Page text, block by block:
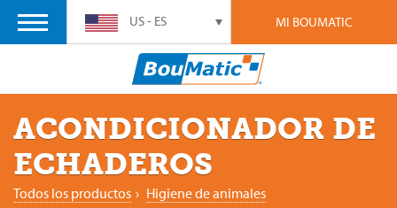
MI BOUMATIC
US - ES
ACONDICIONADOR DE
ECHADEROS
Todos los productos › Higiene de animales